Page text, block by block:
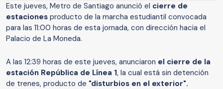
Este jueves, Metro de Santiago anunció el cierre de
estaciones producto de la marcha estudiantil convocada
para las 11:00 horas de esta jornada, con dirección hacia el
Palacio de La Moneda.
A las 12:39 horas de este jueves, anunciaron el cierre de la
estación República de Línea 1, la cual está sin detención
de trenes, producto de "disturbios en el exterior".